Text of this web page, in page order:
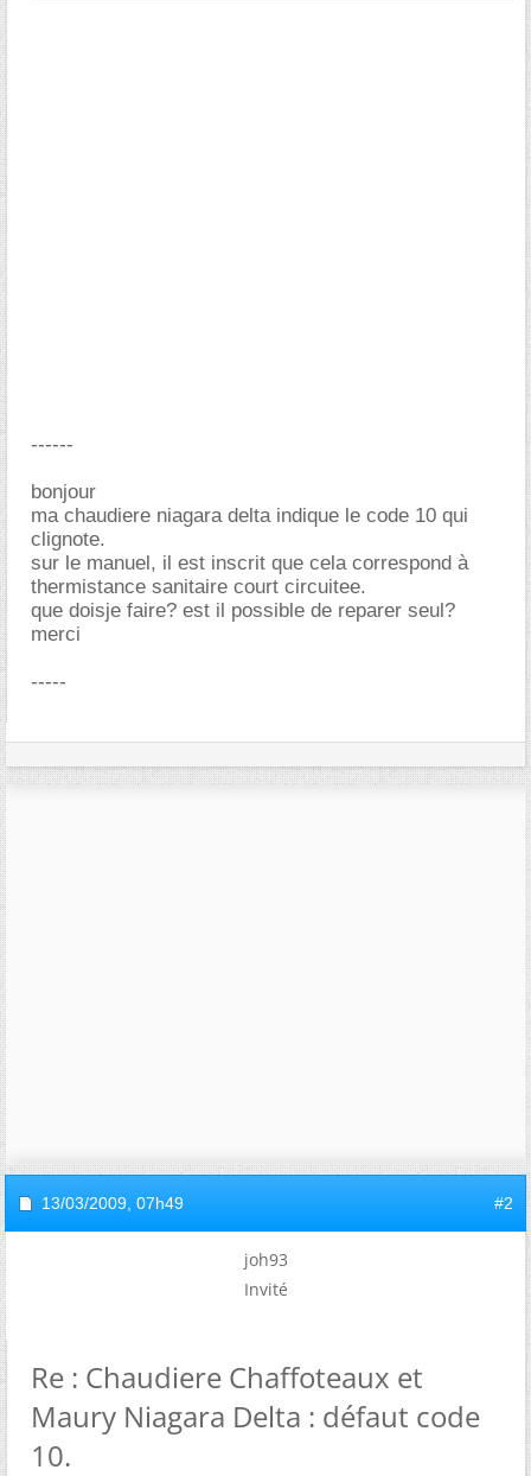
------
bonjour
ma chaudiere niagara delta indique le code 10 qui
clignote.
sur le manuel, il est inscrit que cela correspond à
thermistance sanitaire court circuitee.
que doisje faire? est il possible de reparer seul?
merci
-----
13/03/2009, 07h49 #2
joh93
Invité
Re : Chaudiere Chaffoteaux et
Maury Niagara Delta : défaut code
10.